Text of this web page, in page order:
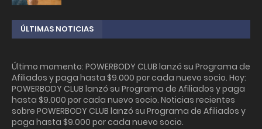
ÚLTIMAS NOTICIAS
Último momento: POWERBODY CLUB lanzó su Programa de
Afiliados y paga hasta $9.000 por cada nuevo socio. Hoy:
POWERBODY CLUB lanzó su Programa de Afiliados y paga
hasta $9.000 por cada nuevo socio. Noticias recientes
sobre POWERBODY CLUB lanzó su Programa de Afiliados y
paga hasta $9.000 por cada nuevo socio.